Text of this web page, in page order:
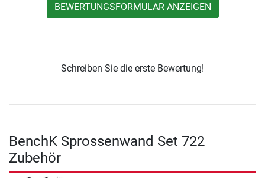
BEWERTUNGSFORMULAR ANZEIGEN
Schreiben Sie die erste Bewertung!
BenchK Sprossenwand Set 722
Zubehör